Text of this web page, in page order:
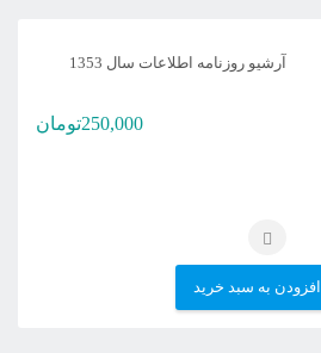
آرشیو روزنامه اطلاعات سال 1353
250,000تومان
افزودن به سبد خرید